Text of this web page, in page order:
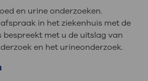
en urine onderzoeken.
in het ziekenhuis met de
bespreekt met u de uitslag van
en het urineonderzoek.